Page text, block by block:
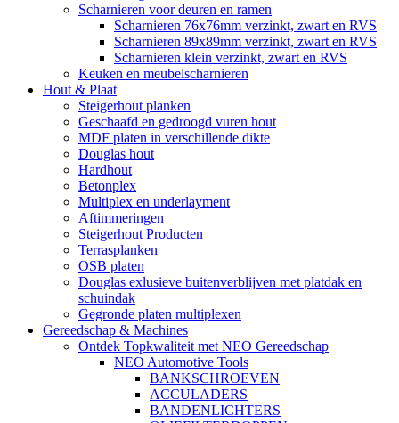
Scharnieren voor deuren en ramen
Scharnieren 76x76mm verzinkt, zwart en RVS
Scharnieren 89x89mm verzinkt, zwart en RVS
Scharnieren klein verzinkt, zwart en RVS
Keuken en meubelscharnieren
Hout & Plaat
Steigerhout planken
Geschaafd en gedroogd vuren hout
MDF platen in verschillende dikte
Douglas hout
Hardhout
Betonplex
Multiplex en underlayment
Aftimmeringen
Steigerhout Producten
Terrasplanken
OSB platen
Douglas exlusieve buitenverblijven met platdak en
schuindak
Gegronde platen multiplexen
Gereedschap & Machines
Ontdek Topkwaliteit met NEO Gereedschap
NEO Automotive Tools
BANKSCHROEVEN
ACCULADERS
BANDENLICHTERS